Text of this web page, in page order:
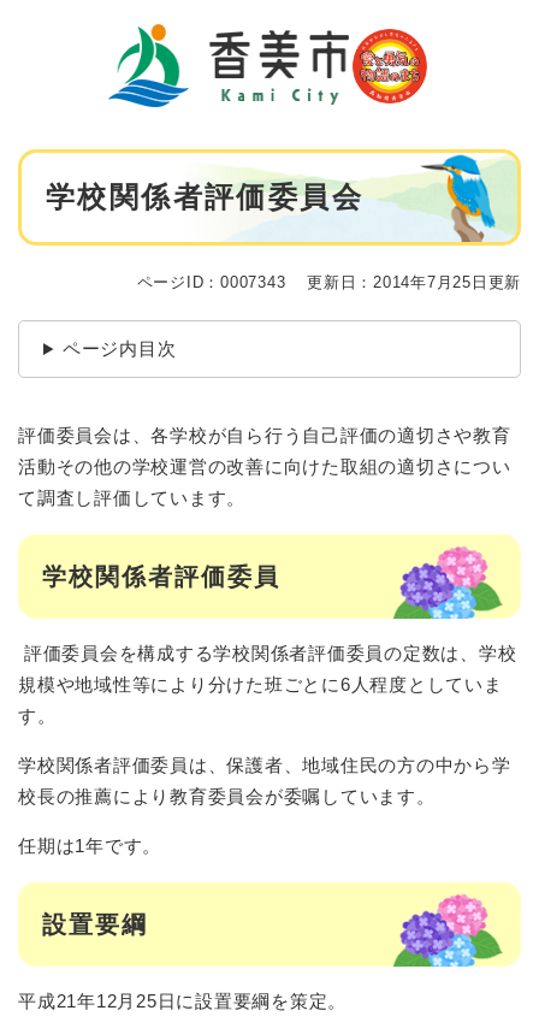
本
学校関係者評価委員会
ページID：0007343 更新日：2014年7月25日更新
ページ内目次
評価委員会は、各学校が自ら行う自己評価の適切さや教育
活動その他の学校運営の改善に向けた取組の適切さについ
て調査し評価しています。
学校関係者評価委員
評価委員会を構成する学校関係者評価委員の定数は、学校
規模や地域性等により分けた班ごとに6人程度としていま
す。
学校関係者評価委員は、保護者、地域住民の方の中から学
校長の推薦により教育委員会が委嘱しています。
任期は1年です。
設置要綱
平成21年12月25日に設置要綱を策定。